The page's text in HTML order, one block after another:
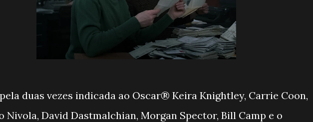
duas vezes indicada ao Oscar® Keira Knightley, Carrie Coon,
Nivola, David Dastmalchian, Morgan Spector, Bill Camp e o